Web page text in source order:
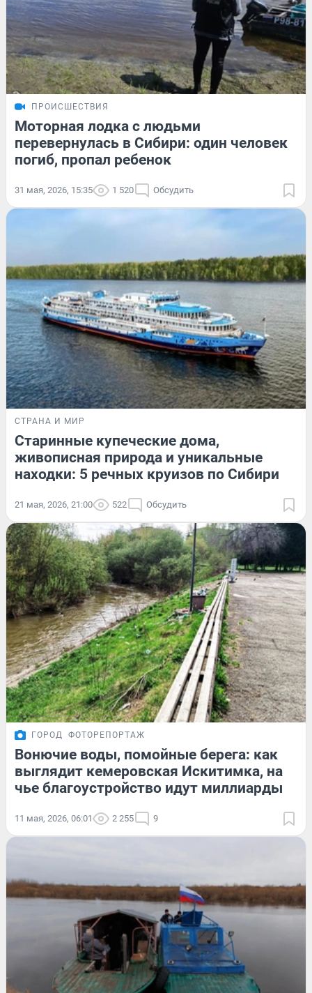
ПРОИСШЕСТВИЯ
Моторная лодка с людьми
перевернулась в Сибири: один человек
погиб, пропал ребенок
31 мая, 2026, 15:35 1 520 Обсудить
СТРАНА И МИР
Старинные купеческие дома,
живописная природа и уникальные
находки: 5 речных круизов по Сибири
21 мая, 2026, 21:00 522 Обсудить
ГОРОД ФОТОРЕПОРТАЖ
Вонючие воды, помойные берега: как
выглядит кемеровская Искитимка, на
чье благоустройство идут миллиарды
11 мая, 2026, 06:01 2 255 9